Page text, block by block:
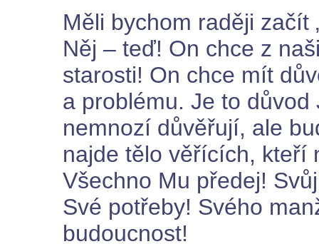
Měli bychom raději začít
Něj – teď! On chce z
starosti! On chce mít
a problému. Je to
nemnozí důvěřují, ale
najde tělo věřících, kteří
Všechno Mu předej!
Své potřeby! Svého
budoucnost!